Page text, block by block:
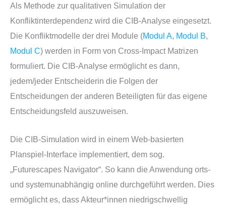
Als Methode zur qualitativen Simulation der
Konfliktinterdependenz wird die CIB-Analyse eingesetzt.
Die Konfliktmodelle der drei Module (Modul A, Modul B,
Modul C) werden in Form von Cross-Impact Matrizen
formuliert. Die CIB-Analyse ermöglicht es dann,
jedem/jeder Entscheiderin die Folgen der
Entscheidungen der anderen Beteiligten für das eigene
Entscheidungsfeld auszuweisen.
Die CIB-Simulation wird in einem Web-basierten
Planspiel-Interface implementiert, dem sog.
„Futurescapes Navigator“. So kann die Anwendung orts-
und systemunabhängig online durchgeführt werden. Dies
ermöglicht es, dass Akteur*innen niedrigschwellig